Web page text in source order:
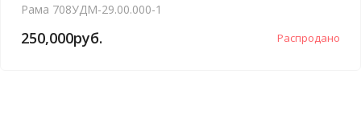
Рама 708УДМ-29.00.000-1
250,000руб. Распродано